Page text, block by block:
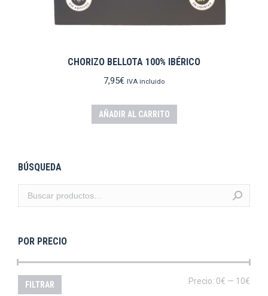
CHORIZO BELLOTA 100% IBÉRICO
7,95€ IVA incluido
AÑADIR AL CARRITO
BÚSQUEDA
POR PRECIO
FILTRAR Precio: 0€ — 10€